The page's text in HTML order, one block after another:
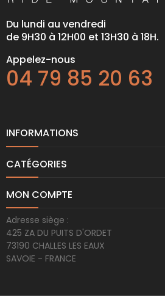
Du lundi au vendredi
de 9H30 à 12H00 et 13H30 à 18H.
Appelez-nous
04 79 85 20 63
INFORMATIONS
CATÉGORIES
MON COMPTE
Adresse siège :
425 ZA DU PUITS D'ORDET
73190 CHALLES LES EAUX
SAVOIE - FRANCE